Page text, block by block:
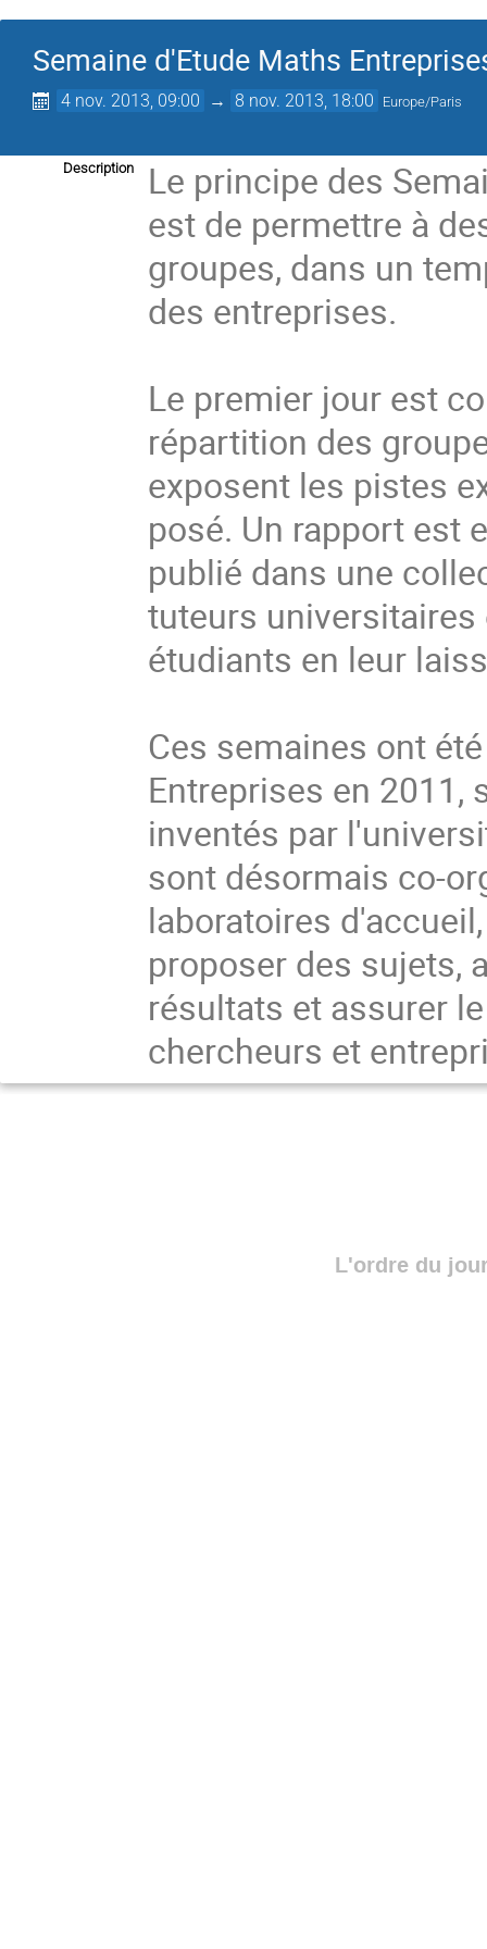
Semaine d'Etude Maths
4 nov. 2013, 09:00 → 8 nov. 2013, 18:00 Europe/Paris
Description
Le principe des
est de permettre à
groupes, dans un
des entreprises.
Le premier jour est
répartition des
exposent les pistes
posé. Un rapport est
publié dans une
tuteurs
étudiants en leur
Ces semaines ont
Entreprises en 2011,
inventés par
sont désormais co-
laboratoires
proposer des sujets,
résultats et assurer
chercheurs et
L'ordre du